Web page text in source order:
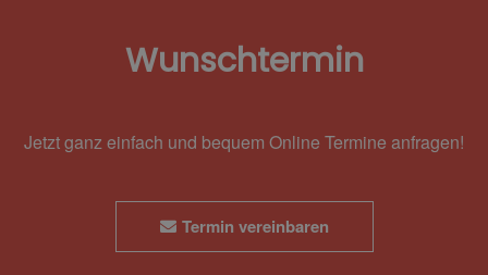
Wunschtermin
Jetzt ganz einfach und bequem Online Termine anfragen!
Termin vereinbaren